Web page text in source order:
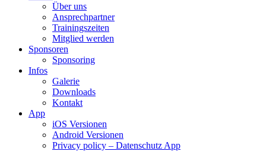
Über uns
Ansprechpartner
Trainingszeiten
Mitglied werden
Sponsoren
Sponsoring
Infos
Galerie
Downloads
Kontakt
App
iOS Versionen
Android Versionen
Privacy policy – Datenschutz App